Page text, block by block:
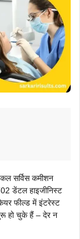
सर्विस कमीशन
डेंटल हाइजीनिस्ट
फील्ड में इंटरेस्ट
हो चुके हैं – देर न